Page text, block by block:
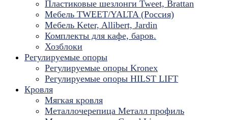
Пластиковые шезлонги Tweet, Brattan
Мебель TWEET/YALTA (Россия)
Мебель Keter, Allibert, Jardin
Комплекты для кафе, баров.
Хозблоки
Регулируемые опоры
Регулируемые опоры Kronex
Регулируемые опоры HILST LIFT
Кровля
Мягкая кровля
Металлочерепица Металл профиль